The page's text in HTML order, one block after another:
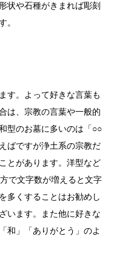
状や石種がきまれば彫刻
。
す。よって好きな言葉も
は、宗教の言葉や一般的
型のお墓に多いのは「○○
ばですが浄土系の宗教だ
とがあります。洋型など
で文字数が増えると文字
多くすることはお勧めし
います。また他に好きな
和」「ありがとう」のよ